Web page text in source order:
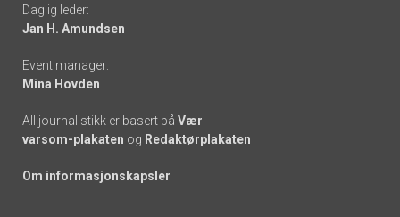
links
Daglig leder:
Jan H. Amundsen
Event manager:
Mina Hovden
All journalistikk er basert på Vær
varsom-plakaten og Redaktørplakaten
Om informasjonskapsler